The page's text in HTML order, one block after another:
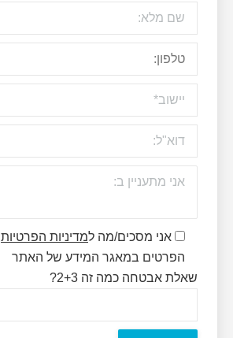
אני מסכים/מה למדיניות הפרטיות
הפרטים במאגר המידע של האתר
שאלת אבטחה כמה זה 2+3?